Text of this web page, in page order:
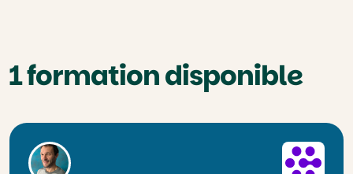
1 formation disponible